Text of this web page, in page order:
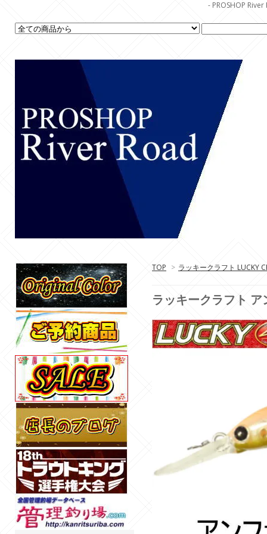
- PROSHOP
TOP > ラッキークラフト LUCKY
ラッキークラフト ア